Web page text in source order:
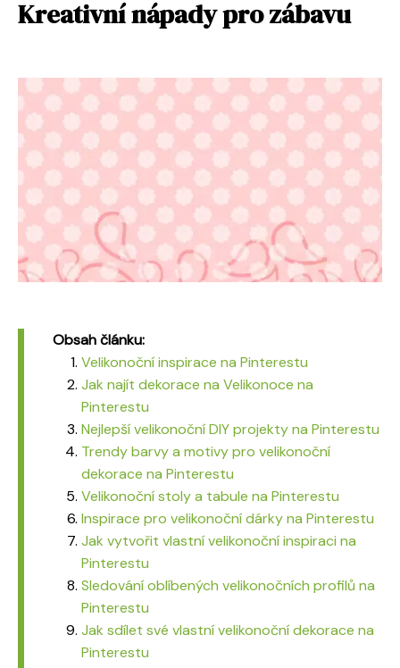
Kreativní nápady pro zábavu
Obsah článku:
Velikonoční inspirace na Pinterestu
Jak najít dekorace na Velikonoce na
Pinterestu
Nejlepší velikonoční DIY projekty na Pinterestu
Trendy barvy a motivy pro velikonoční
dekorace na Pinterestu
Velikonoční stoly a tabule na Pinterestu
Inspirace pro velikonoční dárky na Pinterestu
Jak vytvořit vlastní velikonoční inspiraci na
Pinterestu
Sledování oblíbených velikonočních profilů na
Pinterestu
Jak sdílet své vlastní velikonoční dekorace na
Pinterestu